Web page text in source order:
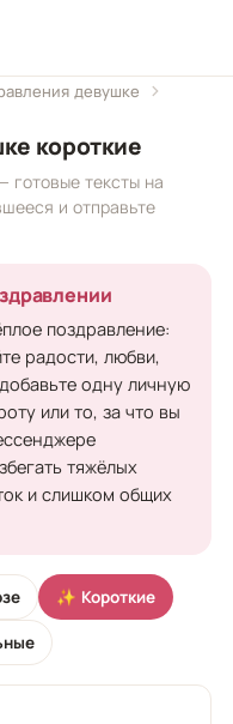
девушке
короткие
готовые тексты на
и отправьте
поздравление:
радости, любви,
одну личную
или то, за что вы
тяжёлых
и слишком общих
✨ Короткие